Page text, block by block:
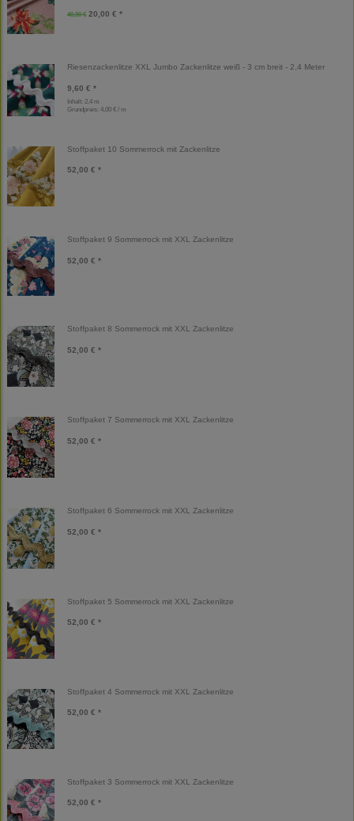
40,00 € 20,00 € *
Riesenzackenlitze XXL Jumbo Zackenlitze weiß - 3 cm breit - 2,4 Meter
9,60 € *
Inhalt: 2,4 m
Grundpreis: 4,00 € / m
Stoffpaket 10 Sommerrock mit Zackenlitze
52,00 € *
Stoffpaket 9 Sommerrock mit XXL Zackenlitze
52,00 € *
Stoffpaket 8 Sommerrock mit XXL Zackenlitze
52,00 € *
Stoffpaket 7 Sommerrock mit XXL Zackenlitze
52,00 € *
Stoffpaket 6 Sommerrock mit XXL Zackenlitze
52,00 € *
Stoffpaket 5 Sommerrock mit XXL Zackenlitze
52,00 € *
Stoffpaket 4 Sommerrock mit XXL Zackenlitze
52,00 € *
Stoffpaket 3 Sommerrock mit XXL Zackenlitze
52,00 € *